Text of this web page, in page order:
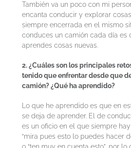
También va un poco con mi
encanta conducir y explorar
siempre encerrada en el mismo
conduces un camión cada día es
aprendes cosas nuevas.
2. ¿Cuáles son los principales
tenido que enfrentar desde que
camión? ¿Qué ha aprendido?
Lo que he aprendido es que en
se deja de aprender. El de
es un oficio en el que siempre
“mira pues esto lo puedes hacer